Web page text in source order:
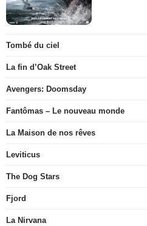
Tombé du ciel
La fin d’Oak Street
Avengers: Doomsday
Fantômas – Le nouveau monde
La Maison de nos rêves
Leviticus
The Dog Stars
Fjord
La Nirvana